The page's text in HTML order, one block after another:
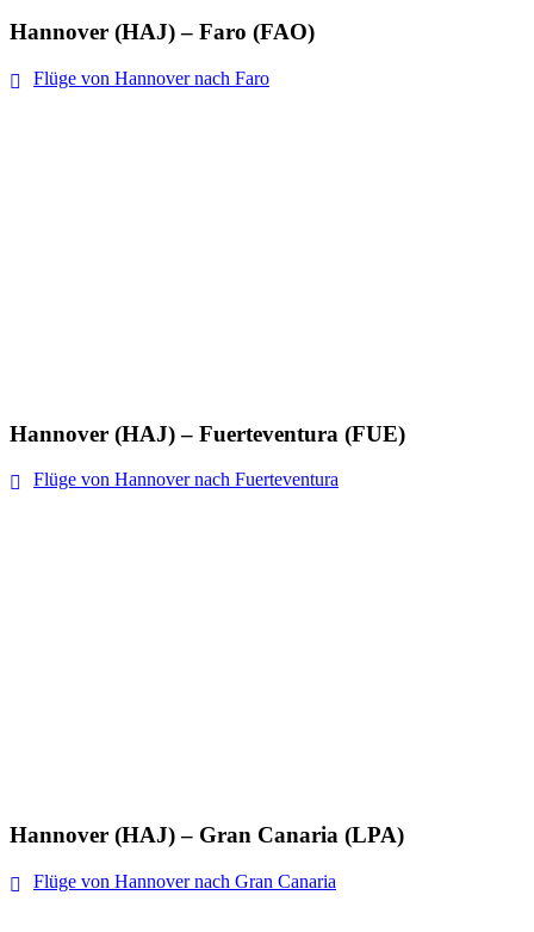
Hannover (HAJ) – Faro (FAO)
Flüge von Hannover nach Faro
Hannover (HAJ) – Fuerteventura (FUE)
Flüge von Hannover nach Fuerteventura
Hannover (HAJ) – Gran Canaria (LPA)
Flüge von Hannover nach Gran Canaria